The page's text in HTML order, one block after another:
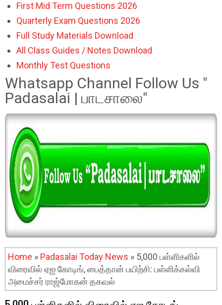
First Mid Term Questions 2026
Quarterly Exam Questions 2026
Full Study Materials Download
All Class Guides / Notes Download
Monthly Test Questions
Whatsapp Channel Follow Us "
Padasalai | பாடசாலை"
Home » Padasalai Today News » 5,000 பள்ளிகளில்
விரைவில் ஏஐ கோடிங், பைத்தான் பயிற்சி: பள்ளிக்கல்வி
அமைச்சர் ராஜ்மோகன் தகவல்